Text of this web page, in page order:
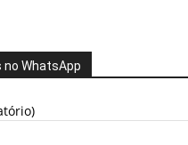
no WhatsApp